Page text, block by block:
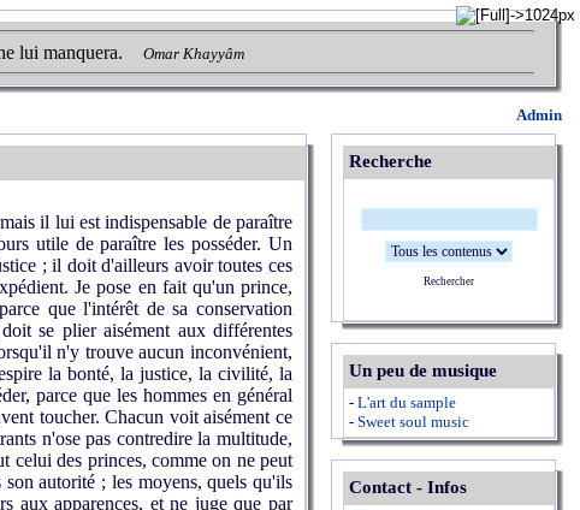
lui manquera. Omar Khayyâm
Admin
il lui est indispensable de paraître
utile de paraître les posséder. Un
; il doit d'ailleurs avoir toutes ces
Je pose en fait qu'un prince,
que l'intérêt de sa conservation
se plier aisément aux différentes
n'y trouve aucun inconvénient,
la bonté, la justice, la civilité, la
parce que les hommes en général
toucher. Chacun voit aisément ce
n'ose pas contredire la multitude,
celui des princes, comme on ne peut
autorité ; les moyens, quels qu'ils
aux apparences, et ne juge que par
Recherche
Rechercher
Un peu de musique
- L'art du sample
- Sweet soul music
Contact - Infos